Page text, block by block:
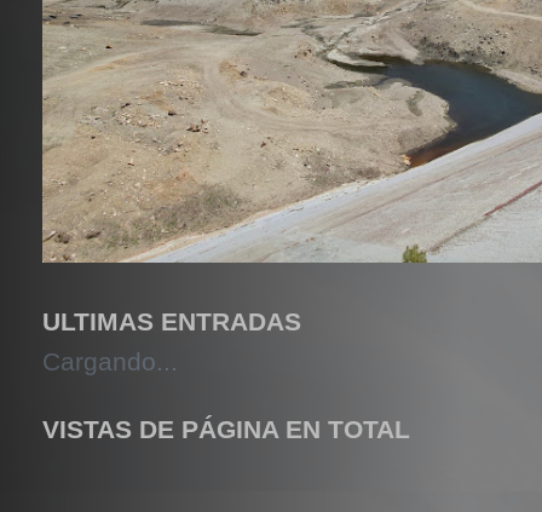
ULTIMAS ENTRADAS
Cargando...
VISTAS DE PÁGINA EN TOTAL